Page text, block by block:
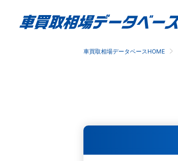
車買取相場データベースHOME